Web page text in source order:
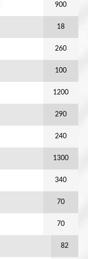
900
18
260
100
1200
290
240
1300
340
70
70
82